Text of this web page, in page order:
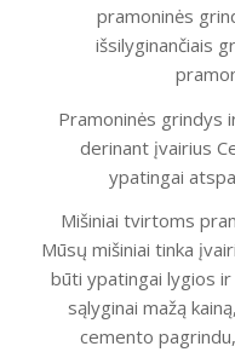
pramoninės
išsilyginančiais
Pramoninės grindys
derinant įvairius
ypatingai
Mišiniai tvirtoms
Mūsų mišiniai tinka
būti ypatingai lygios
sąlyginai mažą
cemento